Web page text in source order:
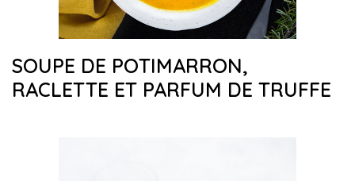
SOUPE DE POTIMARRON,
RACLETTE ET PARFUM DE TRUFFE